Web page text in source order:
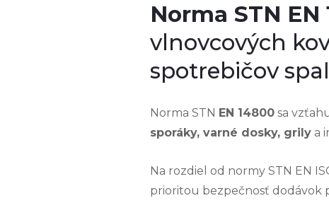
Norma STN EN
vlnovcových
spotrebičov
Norma STN EN 14800sa
sporáky, varné dosky, grilya
Na rozdiel od normy STN EN
prioritou bezpečnosť dodávok